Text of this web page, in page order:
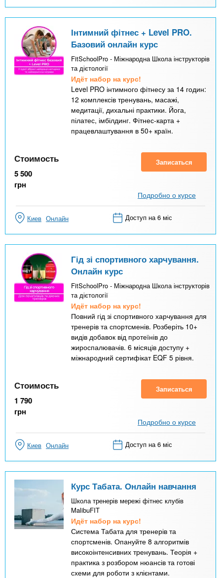
Інтимний фітнес + Level PRO.
Базовий онлайн курс
FitSchoolPro - Міжнародна Школа інструкторів
та дієтології
Идёт набор на курс!
Level PRO інтимного фітнесу за 14 годин:
12 комплексів тренувань, масажі,
медитації, дихальні практики. Йога,
пілатес, імбілдинг. Фітнес-карта +
працевлаштування в 50+ країн.
Стоимость
5 500
грн
Записаться
Подробно о курсе
Киев Онлайн Доступ на 6 міс
Гід зі спортивного харчування.
Онлайн курс
FitSchoolPro - Міжнародна Школа інструкторів
та дієтології
Идёт набор на курс!
Повний гід зі спортивного харчування для
тренерів та спортсменів. Розберіть 10+
видів добавок від протеїнів до
жироспалювачів. 6 місяців доступу +
міжнародний сертифікат EQF 5 рівня.
Стоимость
1 790
грн
Записаться
Подробно о курсе
Киев Онлайн Доступ на 6 міс
Курс Табата. Онлайн навчання
Школа тренерів мережі фітнес клубів
MalibuFIT
Идёт набор на курс!
Система Табата для тренерів та
спортсменів. Опануйте 8 алгоритмів
високоінтенсивних тренувань. Теорія +
практика з розбором нюансів та готові
схеми для роботи з клієнтами.